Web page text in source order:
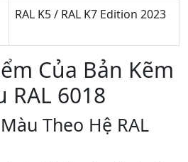
RAL K5 / RAL K7 Edition 2023
Của Bản Kẽm
RAL 6018
Theo Hệ RAL